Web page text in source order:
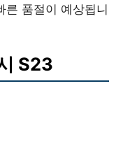
른 품절이 예상됩니
S23